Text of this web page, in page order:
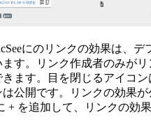
にのリンクの効果は、デ
す。リンク作成者のみがリ
ます。目を閉じるアイコン
公開です。リンクの効果が
+ を追加して、リンクの効